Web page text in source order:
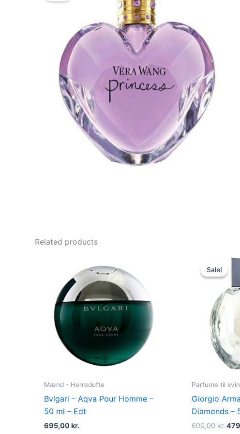
Related products
Mænd - Herredufte
Bvlgari – Aqva Pour Homme –
50 ml – Edt
695,00kr.
Sale!
Sale!
Parfume til
Giorgio
Diamonds –
600,00kr.
was: